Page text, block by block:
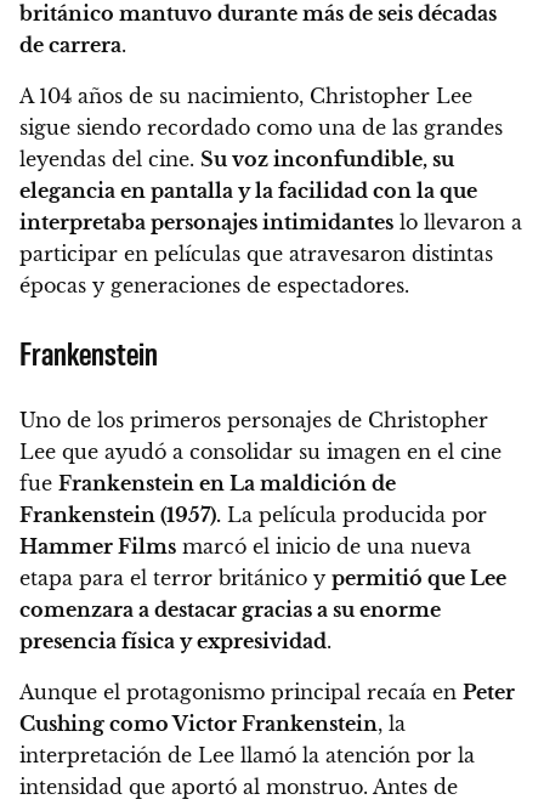
británico mantuvo durante más de seis décadas
de carrera.
A 104 años de su nacimiento, Christopher Lee
sigue siendo recordado como una de las grandes
leyendas del cine. Su voz inconfundible, su
elegancia en pantalla y la facilidad con la que
interpretaba personajes intimidantes lo llevaron a
participar en películas que atravesaron distintas
épocas y generaciones de espectadores.
Frankenstein
Uno de los primeros personajes de Christopher
Lee que ayudó a consolidar su imagen en el cine
fue Frankenstein en La maldición de
Frankenstein (1957). La película producida por
Hammer Films marcó el inicio de una nueva
etapa para el terror británico y permitió que Lee
comenzara a destacar gracias a su enorme
presencia física y expresividad.
Aunque el protagonismo principal recaía en Peter
Cushing como Victor Frankenstein, la
interpretación de Lee llamó la atención por la
intensidad que aportó al monstruo. Antes de